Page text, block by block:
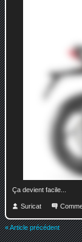
Ça devient facile...
Suricat
« Article précédent